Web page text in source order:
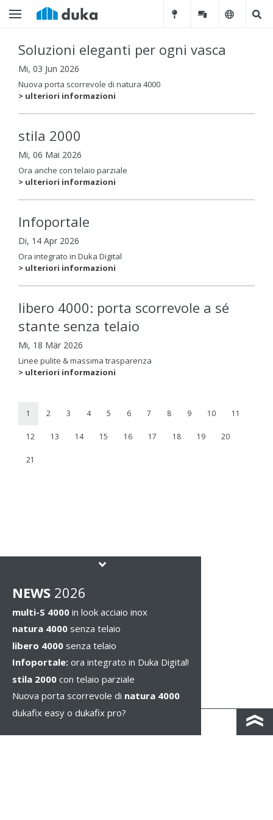
Soluzioni eleganti per ogni vasca
Mi, 03 Jun 2026
Nuova porta scorrevole di natura 4000
> ulteriori informazioni
stila 2000
Mi, 06 Mai 2026
Ora anche con telaio parziale
> ulteriori informazioni
Infoportale
Di, 14 Apr 2026
Ora integrato in Duka Digital
> ulteriori informazioni
libero 4000: porta scorrevole a sé
stante senza telaio
Mi, 18 Mär 2026
Linee pulite & massima trasparenza
> ulteriori informazioni
1 2 3 4 5 6 7 8 9 10 11
12 13 14 15 16 17 18 19 20
21
NEWS 2026
multi-S 4000 in look acciaio inox
natura 4000 senza telaio
libero 4000 senza telaio
Infoportale: ora integrato in Duka Digital!
stila 2000 con telaio parziale
Nuova porta scorrevole di natura 4000
dukafix easy o dukafix pro?